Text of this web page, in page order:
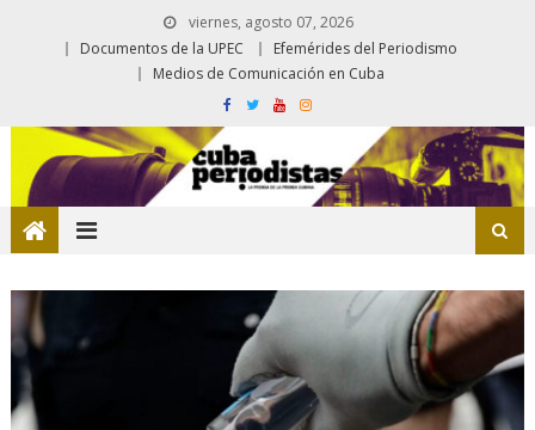
viernes, agosto 07, 2026
Documentos de la UPEC
Efemérides del Periodismo
Medios de Comunicación en Cuba